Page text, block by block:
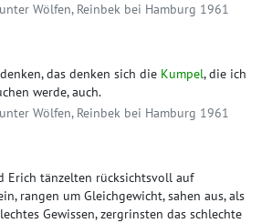
Wölfen, Reinbek bei Hamburg 1961
das denken sich die Kumpel, die ich
werde, auch.
Wölfen, Reinbek bei Hamburg 1961
Erich tänzelten rücksichtsvoll auf
rangen um Gleichgewicht, sahen aus, als
Gewissen, zergrinsten das schlechte